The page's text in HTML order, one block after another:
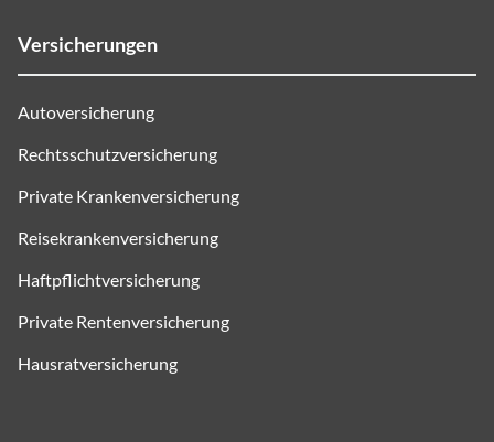
Versicherungen
Autoversicherung
Rechtsschutzversicherung
Private Krankenversicherung
Reisekrankenversicherung
Haftpflichtversicherung
Private Rentenversicherung
Hausratversicherung